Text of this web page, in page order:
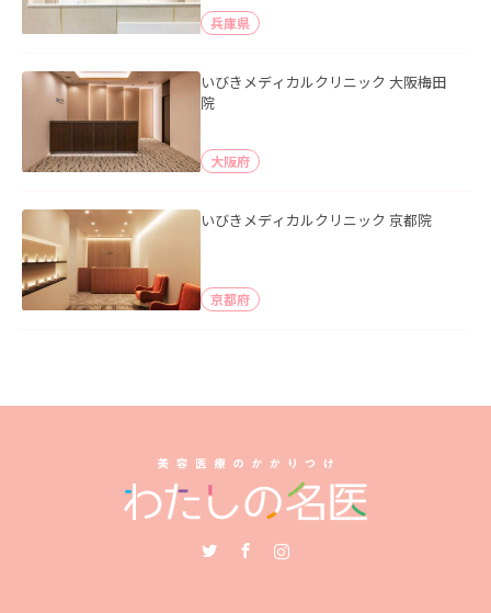
兵庫県
いびきメディカルクリニック 大阪梅田
院
大阪府
いびきメディカルクリニック 京都院
京都府